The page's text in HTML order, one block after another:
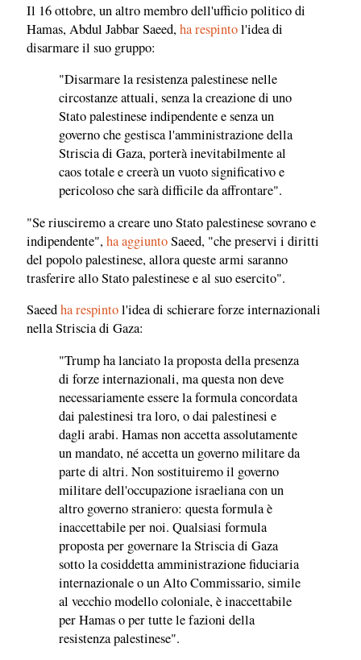
Il 16 ottobre, un altro membro dell'ufficio politico di
Hamas, Abdul Jabbar Saeed,ha respintol'idea di
disarmare il suo gruppo:
"Disarmare la resistenza palestinese nelle
circostanze attuali, senza la creazione di uno
Stato palestinese indipendente e senza un
governo che gestisca l'amministrazione della
Striscia di Gaza, porterà inevitabilmente al
caos totale e creerà un vuoto significativo e
pericoloso che sarà difficile da affrontare".
"Se riusciremo a creare uno Stato palestinese sovrano e
indipendente",ha aggiuntoSaeed, "che preservi i diritti
del popolo palestinese, allora queste armi saranno
trasferire allo Stato palestinese e al suo esercito".
Saeedha respintol'idea di schierare forze internazionali
nella Striscia di Gaza:
"Trump ha lanciato la proposta della presenza
di forze internazionali, ma questa non deve
necessariamente essere la formula concordata
dai palestinesi tra loro, o dai palestinesi e
dagli arabi. Hamas non accetta assolutamente
un mandato, né accetta un governo militare da
parte di altri. Non sostituiremo il governo
militare dell'occupazione israeliana con un
altro governo straniero: questa formula è
inaccettabile per noi. Qualsiasi formula
proposta per governare la Striscia di Gaza
sotto la cosiddetta amministrazione fiduciaria
internazionale o un Alto Commissario, simile
al vecchio modello coloniale, è inaccettabile
per Hamas o per tutte le fazioni della
resistenza palestinese".